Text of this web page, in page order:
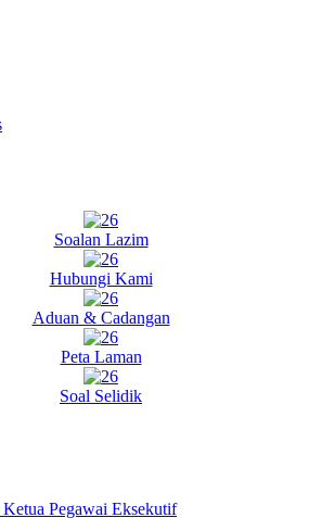
Soalan Lazim
Hubungi Kami
Aduan & Cadangan
Peta Laman
Soal Selidik
Ketua Pegawai Eksekutif